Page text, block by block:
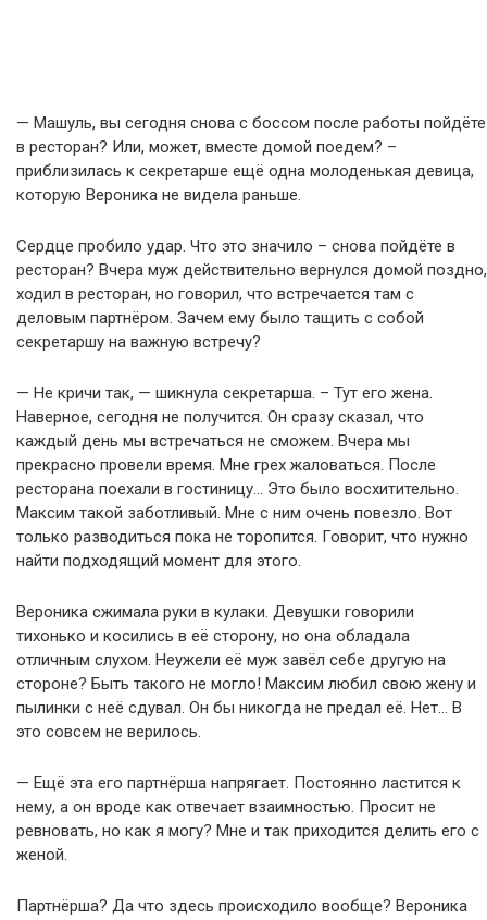
— Машуль, вы сегодня снова с боссом после работы пойдёте
в ресторан? Или, может, вместе домой поедем? –
приблизилась к секретарше ещё одна молоденькая девица,
которую Вероника не видела раньше.
Сердце пробило удар. Что это значило – снова пойдёте в
ресторан? Вчера муж действительно вернулся домой поздно,
ходил в ресторан, но говорил, что встречается там с
деловым партнёром. Зачем ему было тащить с собой
секретаршу на важную встречу?
— Не кричи так, — шикнула секретарша. – Тут его жена.
Наверное, сегодня не получится. Он сразу сказал, что
каждый день мы встречаться не сможем. Вчера мы
прекрасно провели время. Мне грех жаловаться. После
ресторана поехали в гостиницу… Это было восхитительно.
Максим такой заботливый. Мне с ним очень повезло. Вот
только разводиться пока не торопится. Говорит, что нужно
найти подходящий момент для этого.
Вероника сжимала руки в кулаки. Девушки говорили
тихонько и косились в её сторону, но она обладала
отличным слухом. Неужели её муж завёл себе другую на
стороне? Быть такого не могло! Максим любил свою жену и
пылинки с неё сдувал. Он бы никогда не предал её. Нет… В
это совсем не верилось.
— Ещё эта его партнёрша напрягает. Постоянно ластится к
нему, а он вроде как отвечает взаимностью. Просит не
ревновать, но как я могу? Мне и так приходится делить его с
женой.
Партнёрша? Да что здесь происходило вообще? Вероника